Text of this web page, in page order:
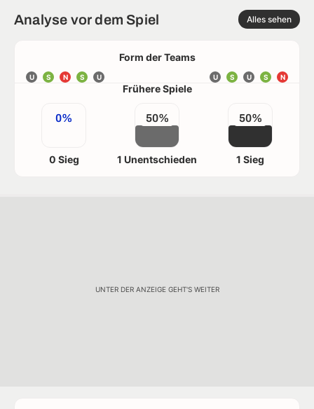
Analyse vor dem Spiel Alles sehen
Form der Teams
U S N S U N
S
U
S
U
Frühere Spiele
0%
0 Sieg
50%
1 Unentschieden
50%
1 Sieg
UNTER DER ANZEIGE GEHT'S WEITER